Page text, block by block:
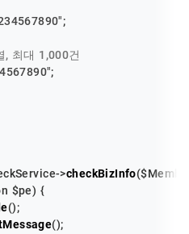
;
, 최대 1,000건
;
->checkBizInfo(
$pe) {
();
();